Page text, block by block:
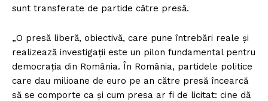
sunt transferate de partide către presă.
„O presă liberă, obiectivă, care pune întrebări reale și
realizează investigații este un pilon fundamental pentru
democrația din România. În România, partidele politice
care dau milioane de euro pe an către presă încearcă
să se comporte ca și cum presa ar fi de licitat: cine dă